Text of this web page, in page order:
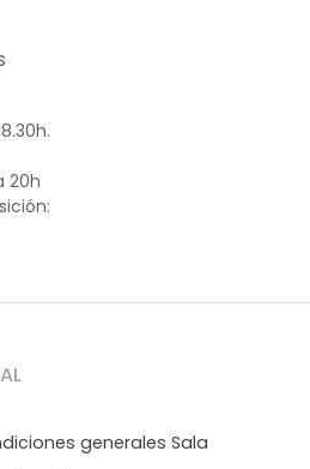
20h
generales Sala